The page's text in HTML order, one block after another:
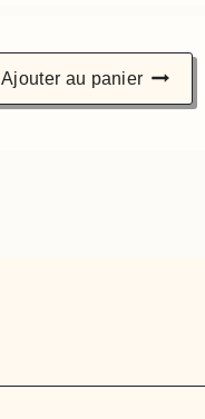
Ajouter au panier